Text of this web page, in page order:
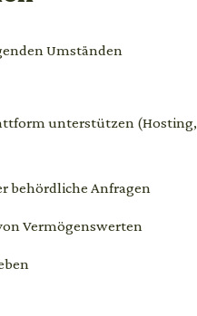
Umständen
unterstützen (Hosting,
behördliche Anfragen
Vermögenswerten